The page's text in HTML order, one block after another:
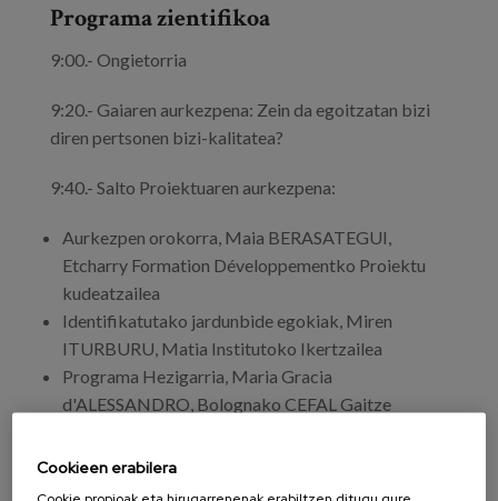
Programa zientifikoa
9:00.- Ongietorria
9:20.- Gaiaren aurkezpena: Zein da egoitzatan bizi
diren pertsonen bizi-kalitatea?
9:40.- Salto Proiektuaren aurkezpena:
Aurkezpen orokorra, Maia BERASATEGUI,
Etcharry Formation Développementko Proiektu
kudeatzailea
Identifikatutako jardunbide egokiak, Miren
ITURBURU, Matia Institutoko Ikertzailea
Programa Hezigarria, Maria Gracia
d'ALESSANDRO, Bolognako CEFAL Gaitze
Formation Développement
Cookieen erabilera